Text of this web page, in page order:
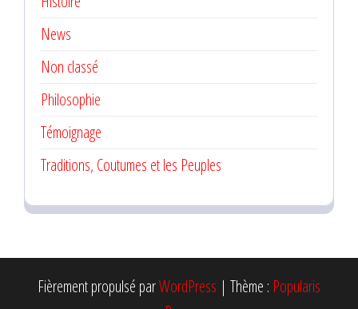
News
Non classé
Philosophie
Témoignage
Traditions, Coutumes et les Peuples
Fièrement propulsé parWordPress | Thème : Popularis